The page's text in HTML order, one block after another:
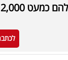
2,000 ש"ח?